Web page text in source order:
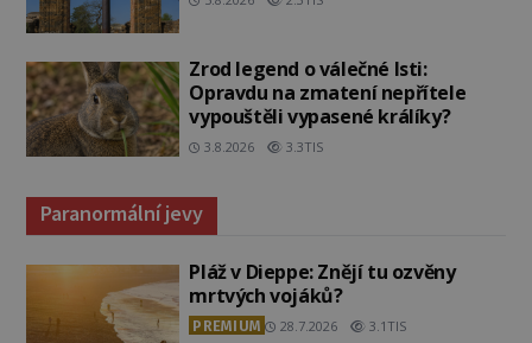
Zrod legend o válečné lsti:
Opravdu na zmatení nepřítele
vypouštěli vypasené králíky?
3.8.2026 3.3TIS
Paranormální jevy
Pláž v Dieppe: Znějí tu ozvěny
mrtvých vojáků?
PREMIUM 28.7.2026 3.1TIS